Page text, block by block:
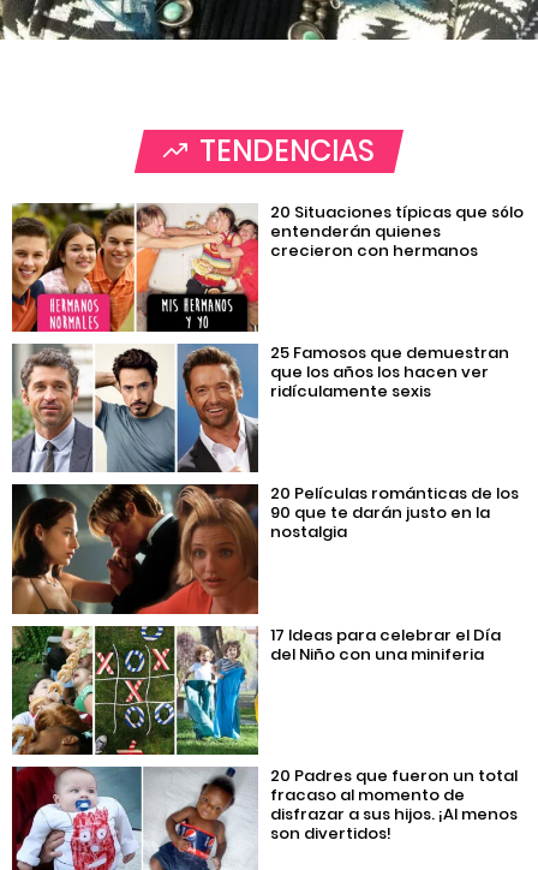
TENDENCIAS
20 Situaciones típicas que sólo
entenderán quienes
crecieron con hermanos
25 Famosos que demuestran
que los años los hacen ver
ridículamente sexis
20 Películas románticas de los
90 que te darán justo en la
nostalgia
17 Ideas para celebrar el Día
del Niño con una miniferia
20 Padres que fueron un total
fracaso al momento de
disfrazar a sus hijos. ¡Al menos
son divertidos!